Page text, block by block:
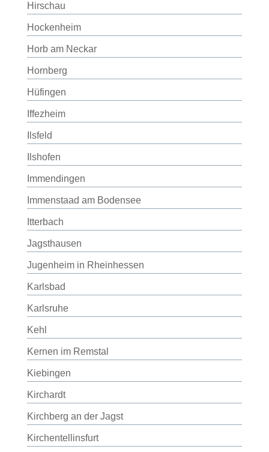
Hirschau
Hockenheim
Horb am Neckar
Hornberg
Hüfingen
Iffezheim
Ilsfeld
Ilshofen
Immendingen
Immenstaad am Bodensee
Itterbach
Jagsthausen
Jugenheim in Rheinhessen
Karlsbad
Karlsruhe
Kehl
Kernen im Remstal
Kiebingen
Kirchardt
Kirchberg an der Jagst
Kirchentellinsfurt